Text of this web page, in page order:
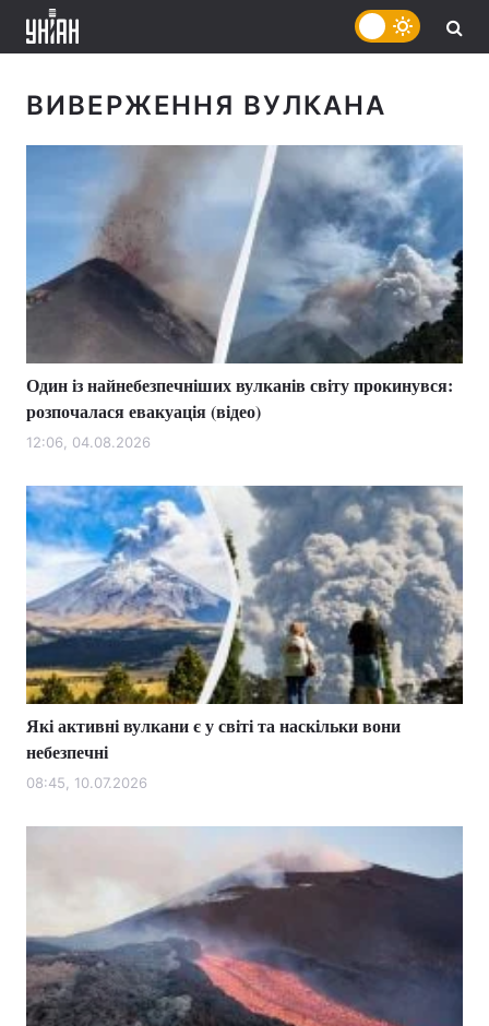
ВИВЕРЖЕННЯ ВУЛКАНА
Один із найнебезпечніших вулканів світу прокинувся:
розпочалася евакуація (відео)
12:06, 04.08.2026
Які активні вулкани є у світі та наскільки вони
небезпечні
08:45, 10.07.2026